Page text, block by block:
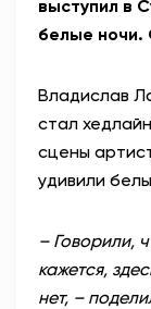
выступил в
белые ночи.
Владислав
стал
сцены
удивили
– Говорили,
кажется,
нет, –